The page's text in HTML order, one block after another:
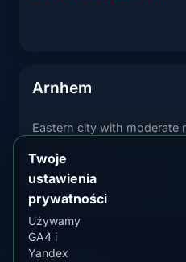
Arnhem
Eastern city with moderate
AKTUALNY STATUS
Mało prawdopodobna
Twoje
ustawienia
prywatności
Używamy
GA4 i
Yandex